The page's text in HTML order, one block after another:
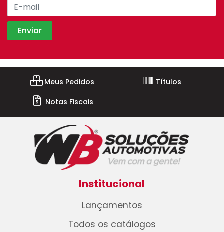
Meus Pedidos
Títulos
Notas Fiscais
Institucional
Lançamentos
Todos os catálogos